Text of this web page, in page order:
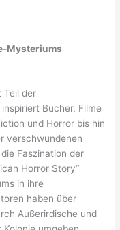
Mysteriums
Teil der
Bücher, Filme
und Horror bis hin
verschwundenen
Faszination der
Horror Story“
in ihre
haben über
Außerirdische und